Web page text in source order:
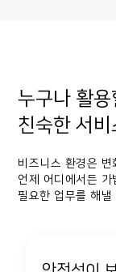
누구나 활
친숙한 서비
비즈니스 환경은 변
언제 어디에서든 가
필요한 업무를 해낼